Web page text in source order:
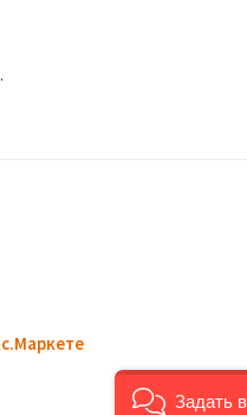
.
Задать